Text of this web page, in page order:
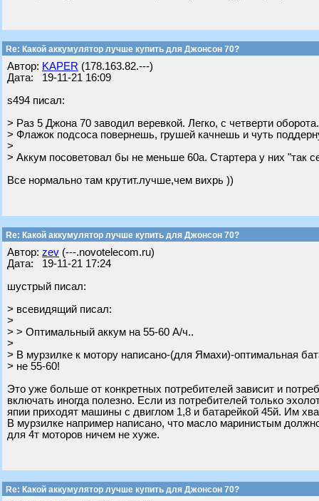
Re: Какой аккумулятор лучше купить для Джонсон 70?
Автор: KAPER (178.163.82.---)
Дата: 19-11-21 16:09
s494 писал:
> Раз 5 Джона 70 заводил веревкой. Легко, с четверти оборота.
> Флажок подсоса повернешь, грушей качнешь и чуть
>
> Аккум посоветовал бы не меньше 60а. Стартера у них "так
Все нормально там крутит.лучше,чем вихрь ))
Re: Какой аккумулятор лучше купить для Джонсон 70?
Автор: zev (---.novotelecom.ru)
Дата: 19-11-21 17:24
шустрый писал:
> всевидящий писал:
>
> > Оптимальный аккум на 55-60 А/ч..
>
> В мурзилке к мотору написано-(для Ямахи)-оптимальная
> не 55-60!
Это уже больше от конкретных потребителей зависит и
включать иногда полезно. Если из потребителей только
япии приходят машины с двиглом 1,8 и батарейкой 45й. Им
В мурзилке например написано, что масло маринистым
для 4т моторов ничем не хуже.
Re: Какой аккумулятор лучше купить для Джонсон 70?